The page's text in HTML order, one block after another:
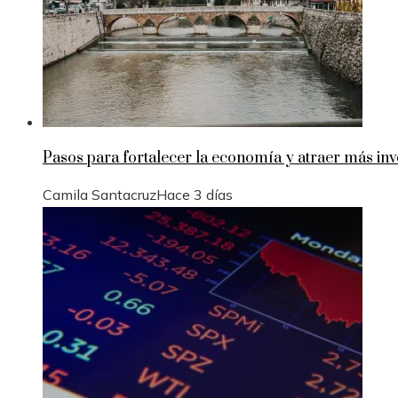
Pasos para fortalecer la economía y atraer más
Camila SantacruzHace 3 días